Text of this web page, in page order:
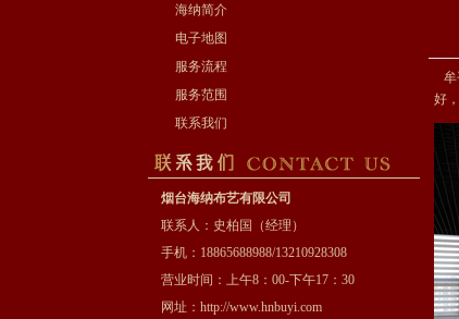
海纳简介
电子地图
服务流程
服务范围
联系我们
烟台海纳布艺有限公司
联系人：史柏国（经理）
手机：18865688988/13210928308
营业时间：上午8：00-下午17：30
网址： http://www.hnbuyi.com
牟
好